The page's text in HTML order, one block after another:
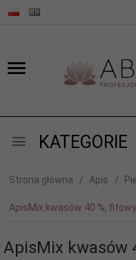
KATEGORIE
Strona główna Apis
ApisMix kwasów 40 %,
ApisMix kwasów